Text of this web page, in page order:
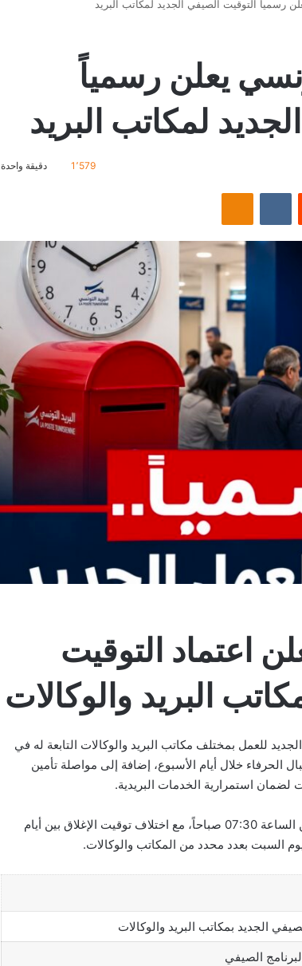
رسمياً التوقيت الصيفي الجديد لمكاتب البريد
يعلن رسمياً
لمكاتب البريد
1٬579 دقيقة واحدة
اعتماد التوقيت
البريد والوكالات
للعمل بمختلف مكاتب البريد والوكالات التابعة له في
الحرفاء خلال أيام الأسبوع، إضافة إلى مواصلة تأمين
استمرارية الخدمات البريدية.
يبدأ العمل الصيفي بمكاتب البريد من الساعة 07:30 صباحاً، مع اختلاف توقيت الإغلاق بين أيام
السبت بعدد محدد من المكاتب والوكالات.
الجديد بمكاتب البريد والوكالات
الصيفي